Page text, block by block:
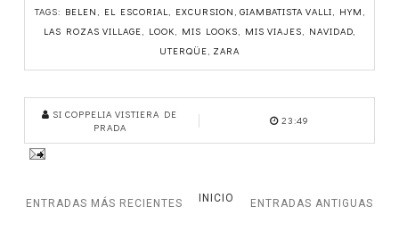
TAGS: BELEN EL ESCORIAL EXCURSION GIAMBATISTA VALLI HYM
LAS ROZAS VILLAGE
LOOK MIS LOOKS MIS VIAJES NAVIDAD
UTERQÜE ZARA
SI COPPELIA VISTIERA DE
PRADA
23:49
ENTRADAS MÁS RECIENTES ENTRADAS ANTIGUAS
INICIO